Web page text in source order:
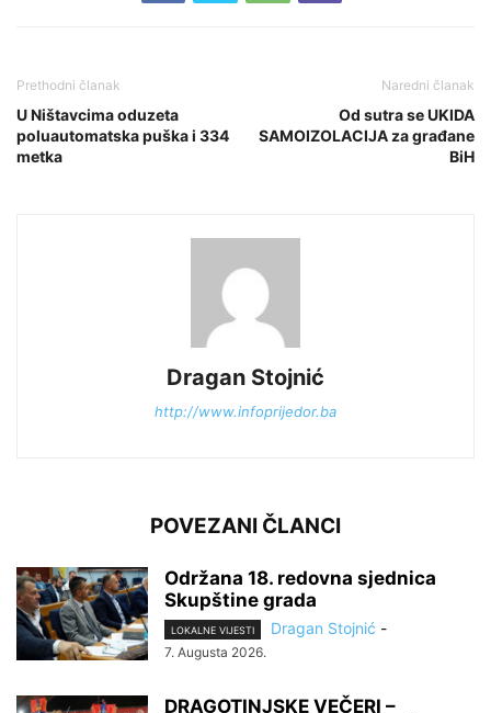
Prethodni članak
U Ništavcima oduzeta
poluautomatska puška i 334
metka
Naredni članak
Od sutra se UKIDA
SAMOIZOLACIJA za građane
BiH
Dragan Stojnić
http://www.infoprijedor.ba
POVEZANI ČLANCI
Održana 18. redovna sjednica
Skupštine grada
LOKALNE VIJESTI Dragan Stojnić -
7. Augusta 2026.
DRAGOTINJSKE VEČERI –